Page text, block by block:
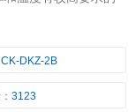
CK-DKZ-2B
3123